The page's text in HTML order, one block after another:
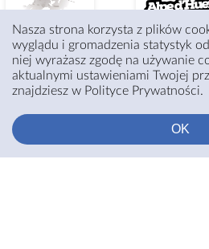
Nasza strona korzysta z plików
wyglądu i gromadzenia statystyk
niej wyrażasz zgodę na używanie
aktualnymi ustawieniami Twojej
znajdziesz w Polityce Prywatności.
OK